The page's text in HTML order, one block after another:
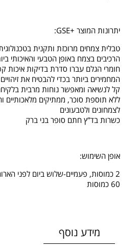
יתרונות המוצר +GSE:
טבלית צמחים מרוכזת ותקנית
הרכיבים בצמח באופן הטבעי והאיכותי
חומרי הגלם עברו סדרת בדיקות איכות
המחמירים ביותר בכדי להבטיח את
קל לנשיאה ומאפשר נוחות מרבית
ללא תוספת סוכר, ממתיקים מלאכותיים
לצמחונים ולטבעונים
כשרות בד”ץ חתם סופר בני ברק
אופן השימוש:
2 כמוסות, פעמיים-שלוש ביום לפני הארוחות
60 כמוסות
מידע נוסף